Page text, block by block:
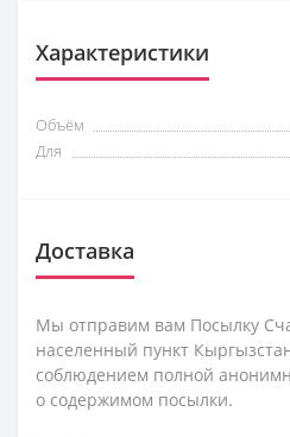
Характеристики
Объём
Для
Доставка
Мы отправим вам Посылку
населенный пункт
соблюдением полной
о содержимом посылки.